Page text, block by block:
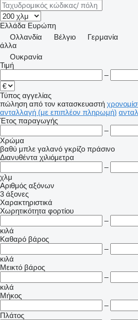
Ελλάδα Ευρώπη
Ολλανδία
Βέλγιο
Γερμανία
άλλα
Ουκρανία
Τιμή
–
Τύπος αγγελίας
πώληση από τον κατασκευαστή
ανταλλαγή (με επιπλέον πληρωμή)
Έτος παραγωγής
–
Χρώμα
βαθύ μπλε γαλανό γκρίζο πράσινο
Διανυθέντα χιλιόμετρα
–
χλμ
Αριθμός αξόνων
3 άξονες
Χαρακτηριστικά
Χωρητικότητα φορτίου
–
κιλά
Καθαρό βάρος
–
κιλά
Μεικτό βάρος
–
κιλά
Μήκος
–
Πλάτος